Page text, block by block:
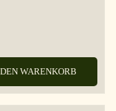
WARENKORB